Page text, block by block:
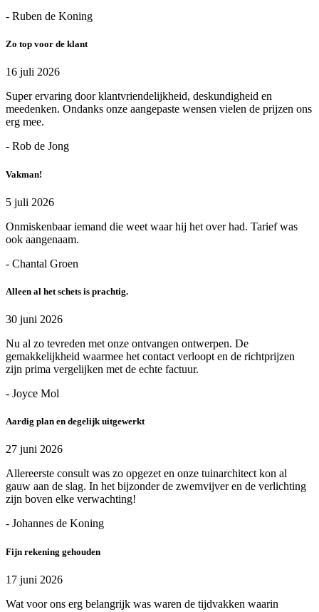
- Ruben de Koning
Zo top voor de klant
16 juli 2026
Super ervaring door klantvriendelijkheid, deskundigheid en
meedenken. Ondanks onze aangepaste wensen vielen de prijzen ons
erg mee.
- Rob de Jong
Vakman!
5 juli 2026
Onmiskenbaar iemand die weet waar hij het over had. Tarief was
ook aangenaam.
- Chantal Groen
Alleen al het schets is prachtig.
30 juni 2026
Nu al zo tevreden met onze ontvangen ontwerpen. De
gemakkelijkheid waarmee het contact verloopt en de richtprijzen
zijn prima vergelijken met de echte factuur.
- Joyce Mol
Aardig plan en degelijk uitgewerkt
27 juni 2026
Allereerste consult was zo opgezet en onze tuinarchitect kon al
gauw aan de slag. In het bijzonder de zwemvijver en de verlichting
zijn boven elke verwachting!
- Johannes de Koning
Fijn rekening gehouden
17 juni 2026
Wat voor ons erg belangrijk was waren de tijdvakken waarin